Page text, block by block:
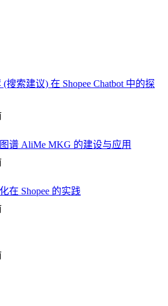
搜索建议) 在 Shopee Chatbot 中的探
谱 AliMe MKG 的建设与应用
在 Shopee 的实践